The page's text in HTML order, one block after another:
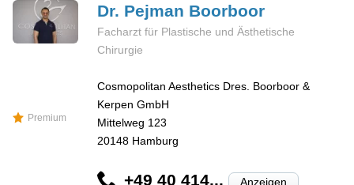
Premium
Dr. Pejman Boorboor
Facharzt für Plastische und Ästhetische
Chirurgie
Cosmopolitan Aesthetics Dres. Boorboor &
Kerpen GmbH
Mittelweg 123
20148 Hamburg
+49 40 414... Anzeigen